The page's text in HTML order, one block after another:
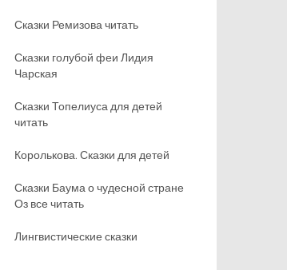
Сказки Ремизова читать
Сказки голубой феи Лидия
Чарская
Сказки Топелиуса для детей
читать
Королькова. Сказки для детей
Сказки Баума о чудесной стране
Оз все читать
Лингвистические сказки